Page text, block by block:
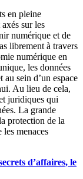
en pleine
sur les
numérique et de
librement à travers
numérique en
les données
sein d’un espace
Au lieu de cela,
juridiques qui
La grande
protection de la
menaces
d’affaires, le